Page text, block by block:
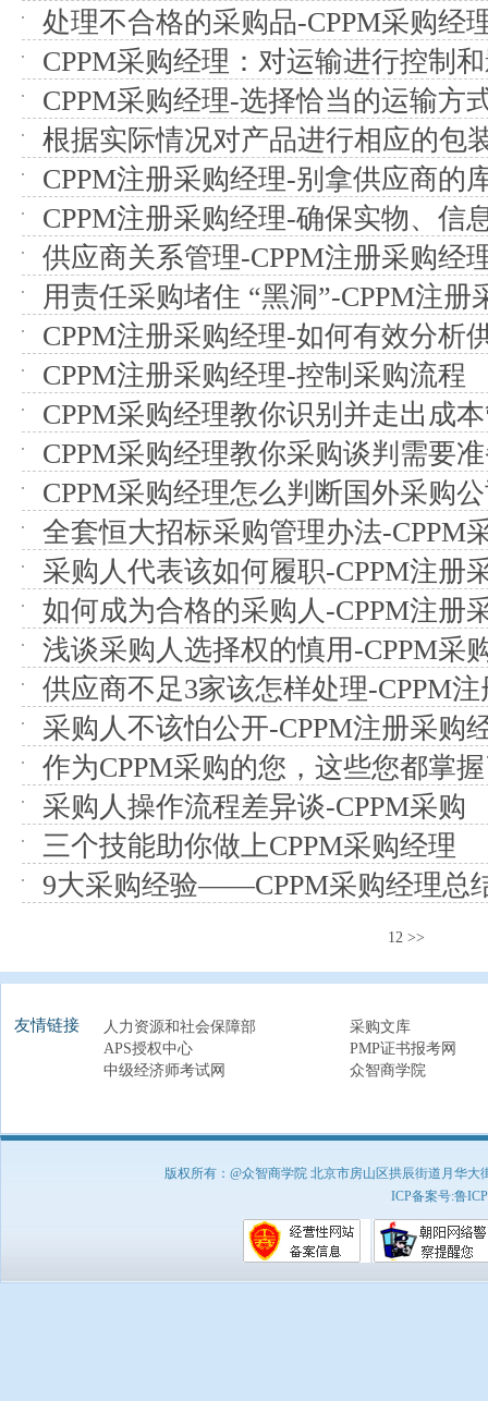
处理不合格的采购品-CPPM采购经
CPPM采购经理：对运输进行控制
CPPM采购经理-选择恰当的运输方
根据实际情况对产品进行相应的包
CPPM注册采购经理-别拿供应商的
CPPM注册采购经理-确保实物、信
供应商关系管理-CPPM注册采购经
用责任采购堵住 “黑洞”-CPPM注册
CPPM注册采购经理-如何有效分析
CPPM注册采购经理-控制采购流程
CPPM采购经理教你识别并走出成
CPPM采购经理教你采购谈判需要
CPPM采购经理怎么判断国外采购
全套恒大招标采购管理办法-CPPM
采购人代表该如何履职-CPPM注册
如何成为合格的采购人-CPPM注册
浅谈采购人选择权的慎用-CPPM采
供应商不足3家该怎样处理-CPPM
采购人不该怕公开-CPPM注册采购
作为CPPM采购的您，这些您都掌
采购人操作流程差异谈-CPPM采购
三个技能助你做上CPPM采购经理
9大采购经验——CPPM采购经理总
12 >>
友情链接 人力资源和社会保障部
采购文库
APS授权中心
PMP证书报考网
中级经济师考试网
众智商学院
版权所有：@众智商学院 北京市房山区拱辰街道月华
ICP备案号:鲁